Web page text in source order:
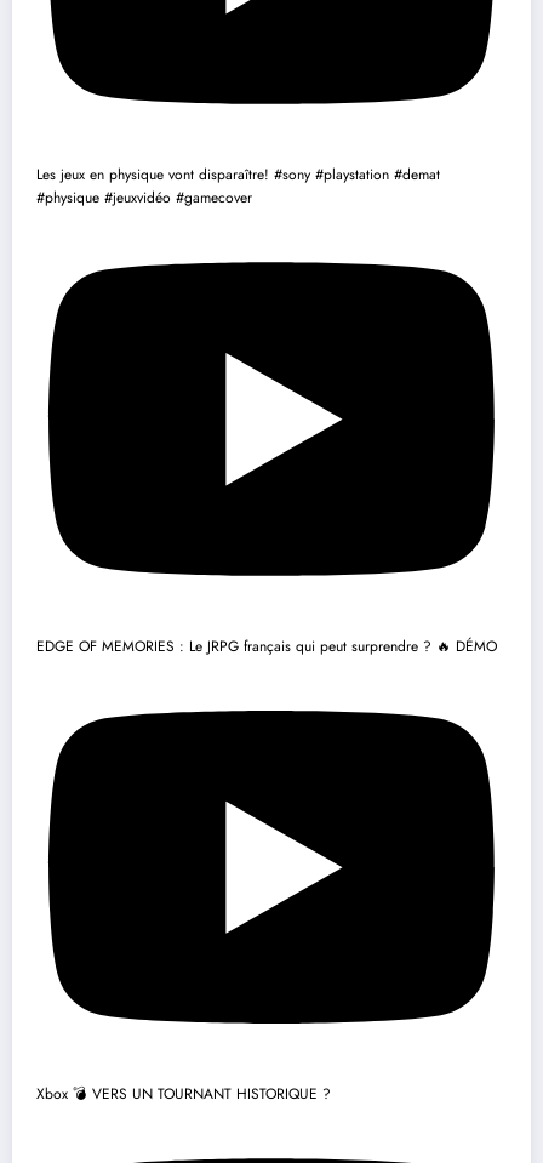
Les jeux en physique vont disparaître! #sony #playstation #demat
#physique #jeuxvidéo #gamecover
EDGE OF MEMORIES : Le JRPG français qui peut surprendre ? 🔥 DÉMO
Xbox 💣 VERS UN TOURNANT HISTORIQUE ?